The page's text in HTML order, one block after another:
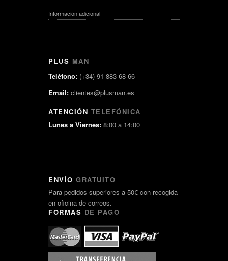
Información adicional
PLUS MAN
Teléfono: (+34) 91 883 68 66
Email: clientes@plusman.es
ATENCIÓN TELEFÓNICA
Lunes a Viernes: 8:00 a 14:00
ENVÍO GRATUITO
Para pedidos superiores a 50€ con recogida
en oficina de correos.
FORMAS DE PAGO